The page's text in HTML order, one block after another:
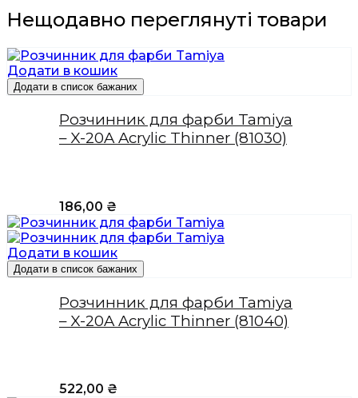
Нещодавно переглянуті товари
Додати в кошик
Додати в список бажаних
Розчинник для фарби Tamiya
– X-20A Acrylic Thinner (81030)
186,00 ₴
Додати в кошик
Додати в список бажаних
Розчинник для фарби Tamiya
– X-20A Acrylic Thinner (81040)
522,00 ₴